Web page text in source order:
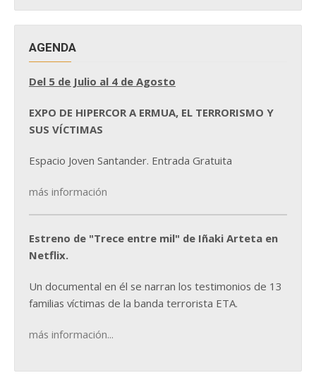
AGENDA
Del 5 de Julio al 4 de Agosto
EXPO DE HIPERCOR A ERMUA, EL TERRORISMO Y
SUS VÍCTIMAS
Espacio Joven Santander. Entrada Gratuita
más información
Estreno de "Trece entre mil" de Iñaki Arteta en
Netflix.
Un documental en él se narran los testimonios de 13
familias víctimas de la banda terrorista ETA.
más información...